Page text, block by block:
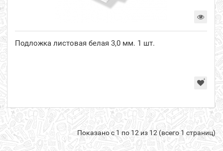
Подложка листовая белая 3,0 мм. 1 шт.
Показано с 1 по 12 из 12 (всего 1 страниц)